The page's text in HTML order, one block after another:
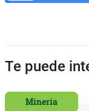
Te puede
Minería